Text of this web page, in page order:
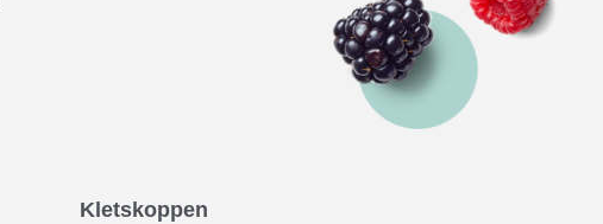
Kletskoppen